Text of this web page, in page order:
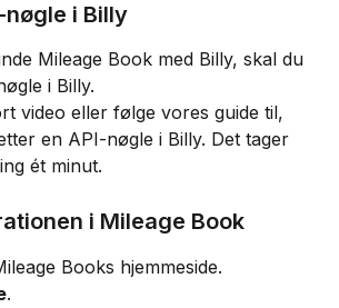
nøgle i Billy
Mileage Book med Billy, skal du
i Billy.
video eller følge vores guide til,
en API-nøgle i Billy. Det tager
ét minut.
i Mileage Book
Books hjemmeside.
.